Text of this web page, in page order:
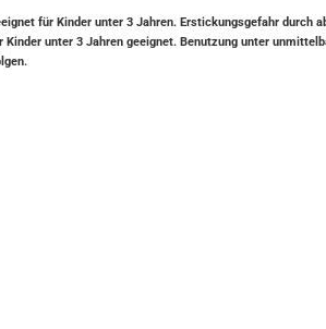
für Kinder unter 3 Jahren. Erstickungsgefahr durch
Kinder unter 3 Jahren geeignet. Benutzung unter